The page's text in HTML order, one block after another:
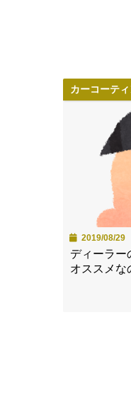
カーコーテ
2019/08/29
ディーラー
オススメな